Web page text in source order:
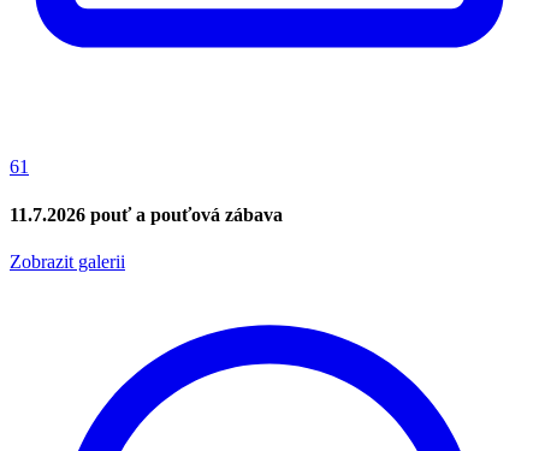
61
11.7.2026 pouť a pouťová zábava
Zobrazit galerii